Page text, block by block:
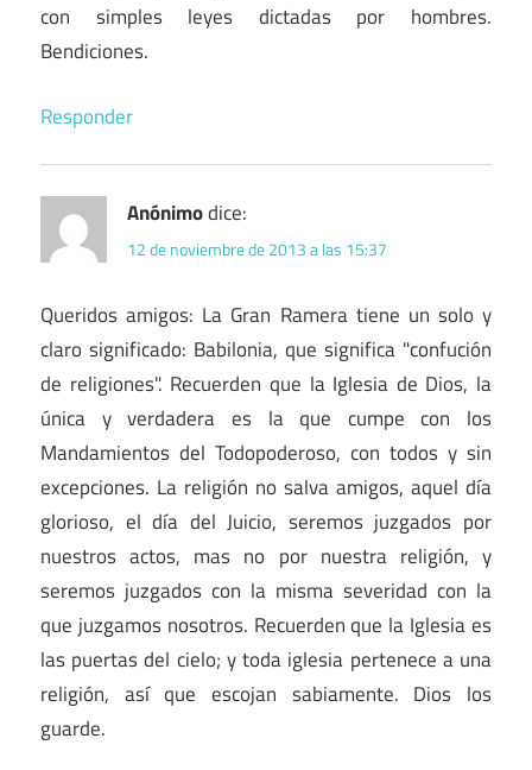
con simples leyes dictadas por hombres.
Bendiciones.
Responder
Anónimodice:
12 de noviembre de 2013 a las 15:37
Queridos amigos: La Gran Ramera tiene un solo y
claro significado: Babilonia, que significa "confución
de religiones". Recuerden que la Iglesia de Dios, la
única y verdadera es la que cumpe con los
Mandamientos del Todopoderoso, con todos y sin
excepciones. La religión no salva amigos, aquel día
glorioso, el día del Juicio, seremos juzgados por
nuestros actos, mas no por nuestra religión, y
seremos juzgados con la misma severidad con la
que juzgamos nosotros. Recuerden que la Iglesia es
las puertas del cielo; y toda iglesia pertenece a una
religión, así que escojan sabiamente. Dios los
guarde.